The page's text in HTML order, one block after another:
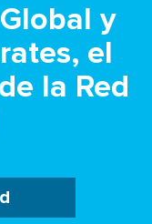
y
el
la Red